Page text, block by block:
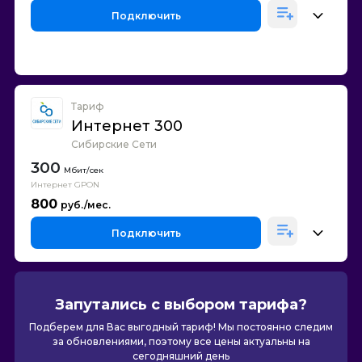
Подключить
Тариф
Интернет 300
Сибирские Сети
300
Интернет GPON
800
Подключить
Запутались с выбором тарифа?
Подберем для Вас выгодный тариф! Мы постоянно следим
за обновлениями, поэтому все цены актуальны на
сегодняшний день